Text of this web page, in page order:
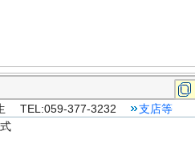
TEL:059-377-3232
支店等